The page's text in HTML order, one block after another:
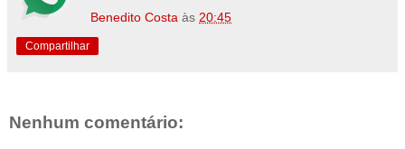
Benedito Costa às 20:45
Compartilhar
Nenhum comentário: